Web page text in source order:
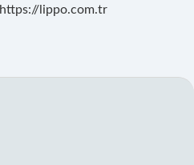
https://lippo.com.tr